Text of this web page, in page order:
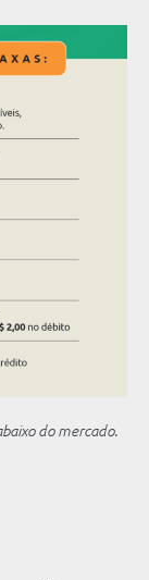
do mercado.